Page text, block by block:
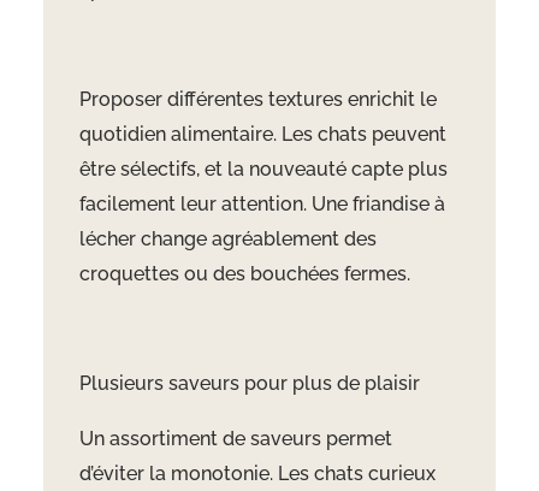
Proposer différentes textures enrichit le
quotidien alimentaire. Les chats peuvent
être sélectifs, et la nouveauté capte plus
facilement leur attention. Une friandise à
lécher change agréablement des
croquettes ou des bouchées fermes.
Plusieurs saveurs pour plus de plaisir
Un assortiment de saveurs permet
d’éviter la monotonie. Les chats curieux